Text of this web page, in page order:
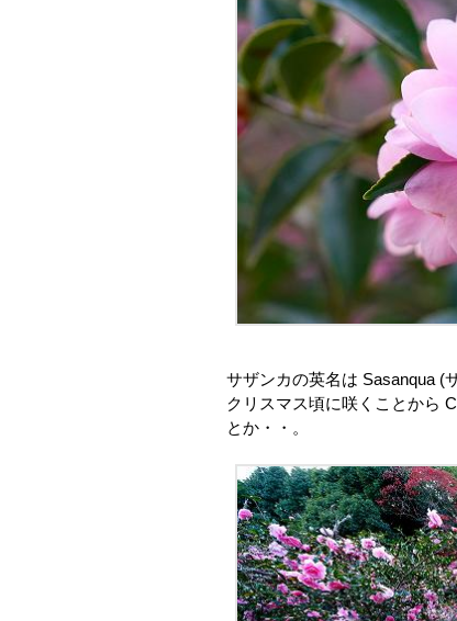
サザンカの英名は Sasanqua (
クリスマス頃に咲くことから
とか・・。